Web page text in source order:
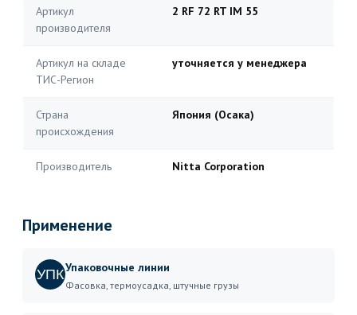
Артикул
производителя
2 RF 72 RT IM 55
Артикул на складе
ТИС-Регион
уточняется у менеджера
Страна
происхождения
Япония (Осака)
Производитель Nitta Corporation
Применение
УПКУпаковочные линии
Фасовка, термоусадка, штучные грузы